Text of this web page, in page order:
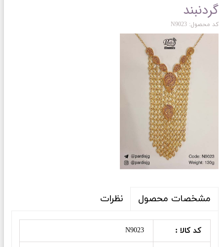
گردنبند
کد محصول: N9023
مشخصات محصول نظرات
کد کالا : N9023